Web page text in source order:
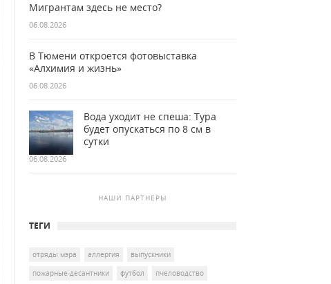
Мигрантам здесь не место?
06.08.2026
В Тюмени откроется фотовыставка
«Алхимия и жизнь»
06.08.2026
Вода уходит не спеша: Тура
будет опускаться по 8 см в
сутки
06.08.2026
НАШИ ПАРТНЕРЫ
ТЕГИ
отряды мэра аллергия
выпускники
пожарные-десантники
футбол
пчеловодство